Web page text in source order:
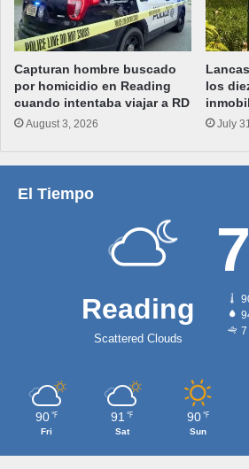
Capturan hombre buscado
por homicidio en Reading
cuando intentaba viajar a RD
August 3, 2026
los
July
El Tiempo
Reading
Scattered Clouds
7
90 ℉
Fri
91 ℉
Sat
90 ℉
Sun